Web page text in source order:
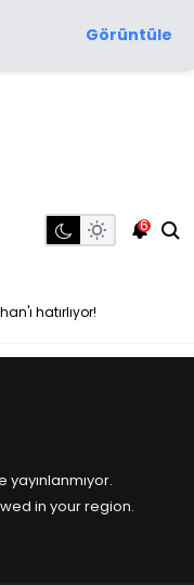
Görüntüle
6
hatırlıyor!
in your region.